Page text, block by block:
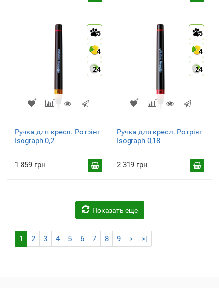
5
4
24
Ручка для кресл. Ротрінг
Isograph 0,2
1 859 грн
5
4
24
Ручка для кресл. Ротрінг
Isograph 0,18
2 319 грн
Показать еще
1 2 3 4 5 6 7 8 9 > >|